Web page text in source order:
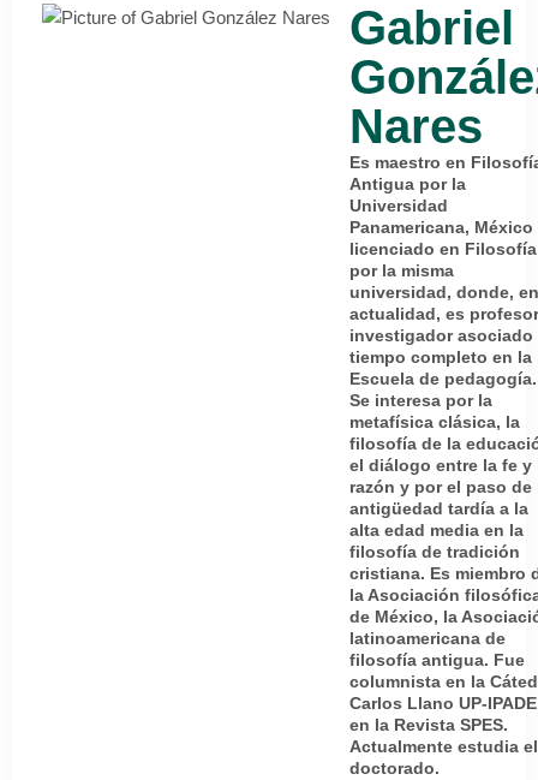
Gabriel
Nares
Es maestro en
Antigua por la
Universidad
Panamericana, México
licenciado en Filosofía
por la misma
universidad, donde,
actualidad, es
investigador asociado
tiempo completo en la
Escuela de pedagogía.
Se interesa por la
metafísica clásica, la
filosofía de la
el diálogo entre la fe y
razón y por el paso de
antigüedad tardía a la
alta edad media en la
filosofía de tradición
cristiana. Es miembro
la Asociación
de México, la
latinoamericana de
filosofía antigua. Fue
columnista en la
Carlos Llano UP-
en la Revista SPES.
Actualmente estudia el
doctorado.